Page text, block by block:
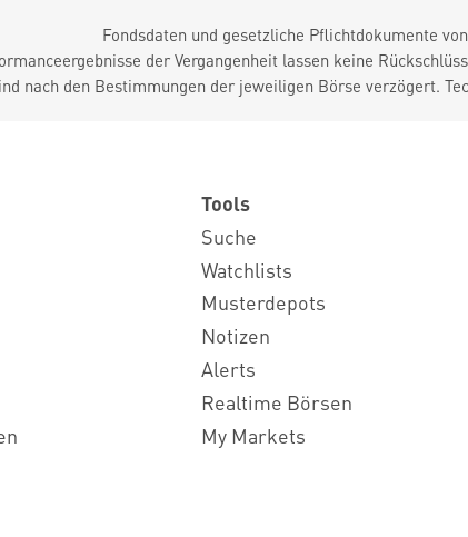
Fondsdaten und gesetzliche Pflichtdokumente von
der Vergangenheit lassen keine
nach den Bestimmungen der jeweiligen Börse verzögert.
Tools
Suche
Watchlists
Musterdepots
Notizen
Alerts
Realtime Börsen
My Markets